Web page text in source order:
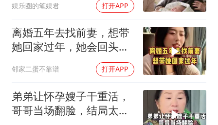
老挝国会主席赛宋蓬逝世
购飞机票7分钟后退票被扣2022元
乐享全民健身 共筑健康中国
娱乐圈的笔娱君 打开APP
离婚五年去找前妻，想带
她回家过年，她会回头
邻家二蛋不靠谱 打开APP
弟弟让怀孕嫂子干重活，
哥哥当场翻脸，结局太解